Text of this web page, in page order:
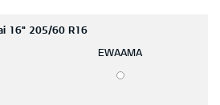
16" 205/60 R16
EWAAMA